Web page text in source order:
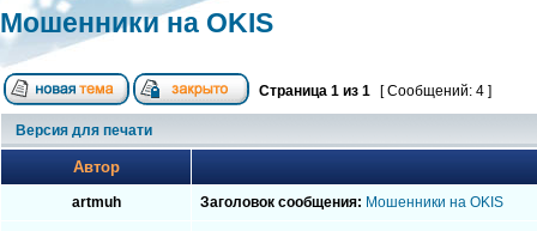
Мошенники на OKIS
Страница 1 из 1 [ Сообщений: 4 ]
Версия для печати
Автор
artmuh Заголовок сообщения: Мошенники на OKIS